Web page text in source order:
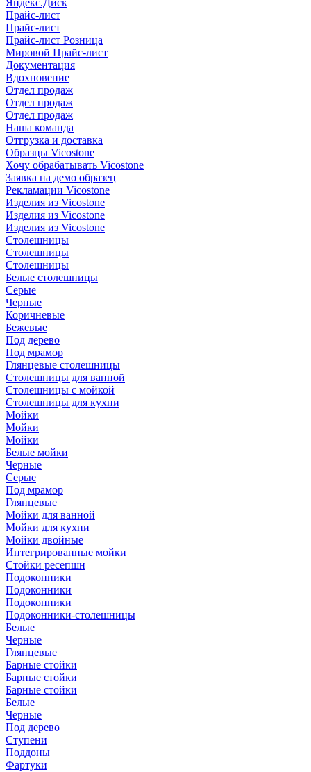
Яндекс.Диск
Прайс-лист
Прайс-лист
Прайс-лист Розница
Мировой Прайс-лист
Документация
Вдохновение
Отдел продаж
Отдел продаж
Отдел продаж
Наша команда
Отгрузка и доставка
Образцы Vicostone
Хочу обрабатывать Vicostone
Заявка на демо образец
Рекламации Vicostone
Изделия из Vicostone
Изделия из Vicostone
Изделия из Vicostone
Столешницы
Столешницы
Столешницы
Белые столешницы
Серые
Черные
Коричневые
Бежевые
Под дерево
Под мрамор
Глянцевые столешницы
Столешницы для ванной
Столешницы с мойкой
Столешницы для кухни
Мойки
Мойки
Мойки
Белые мойки
Черные
Серые
Под мрамор
Глянцевые
Мойки для ванной
Мойки для кухни
Мойки двойные
Интегрированные мойки
Стойки ресепшн
Подоконники
Подоконники
Подоконники
Подоконники-столешницы
Белые
Черные
Глянцевые
Барные стойки
Барные стойки
Барные стойки
Белые
Черные
Под дерево
Ступени
Поддоны
Фартуки